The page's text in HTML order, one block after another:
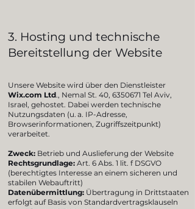
3. Hosting und technische
Bereitstellung der Website
Unsere Website wird über den Dienstleister
Wix.com Ltd., Nemal St. 40, 6350671 Tel Aviv,
Israel, gehostet. Dabei werden technische
Nutzungsdaten (u. a. IP-Adresse,
Browserinformationen, Zugriffszeitpunkt)
verarbeitet.
Zweck: Betrieb und Auslieferung der Website
Rechtsgrundlage: Art. 6 Abs. 1 lit. f DSGVO
(berechtigtes Interesse an einem sicheren und
stabilen Webauftritt)
Datenübermittlung: Übertragung in Drittstaaten
erfolgt auf Basis von Standardvertragsklauseln